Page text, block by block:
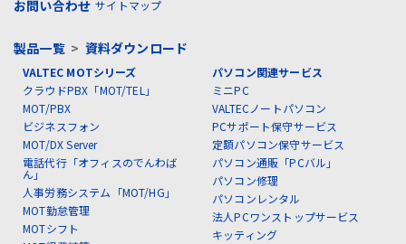
お問い合わせ サイトマップ
製品一覧> 資料ダウンロード
VALTEC MOTシリーズ
クラウドPBX「MOT/TEL」
MOT/PBX
ビジネスフォン
MOT/DX Server
電話代行「オフィスのでんわば
ん」
人事労務システム「MOT/HG」
MOT勤怠管理
MOTシフト
パソコン関連サービス
ミニPC
VALTECノートパソコン
PCサポート保守サービス
定額パソコン保守サービス
パソコン通販「PCバル」
パソコン修理
パソコンレンタル
法人PCワンストップサービス
キッティング